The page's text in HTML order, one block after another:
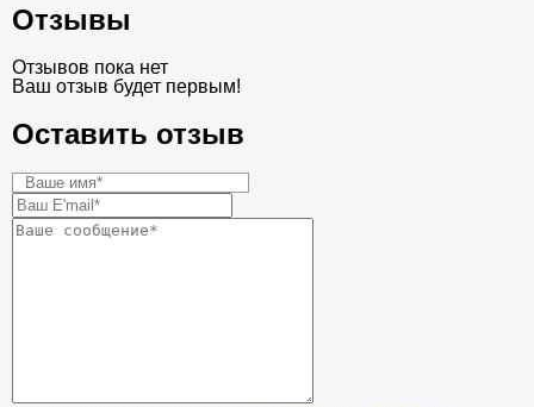
Отзывы
Отзывов пока нет
Ваш отзыв будет первым!
Оставить отзыв